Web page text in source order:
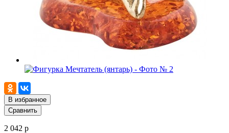
В избранное
Сравнить
2 042 р